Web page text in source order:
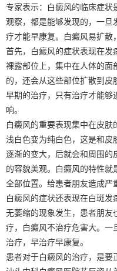
专家表示：白癜风的临床症状
观察，都是能够发现的，一旦
疗才能早康复。白癜风易扩散
首先，白癜风的症状表现在发
裸露部位上，集中在人体的面
的，还会从这些部位扩散到
早期的治疗，只有治疗才能够
响。
白癜风的重要表现集中在皮
浅白色变为纯白色，这是和皮
逐渐的变大，后就会和周围的
的容貌美观。白癜风的特性就
全部位置。给患者朋友造成严
白癜风的症状还表现在白斑
无萎缩的现象发生，患者朋友
疗，白癜风不治疗危害大。一
治疗，早治疗早康复。
患者对于白癜风的治疗，是